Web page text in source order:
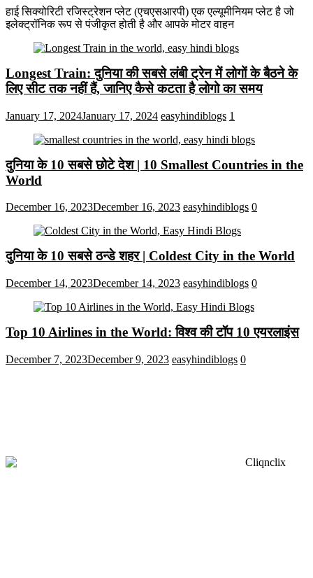
हाई सिक्योरिटी रजिस्ट्रेशन प्लेट (एचएसआरपी) एक एल्यूमीनियम प्लेट है जो
इलेक्ट्रॉनिक रूप से पंजीकृत होती है और आपके मोटर वाहन
Longest Train: दुनिया की सबसे लंबी ट्रेन में लोगों के बैठने के
लिए सीट तक ​​नहीं हैं, जानिए कैसे कटता है लोगो का समय
January 17, 2024January 17, 2024 easyhindiblogs 1
दुनिया के 10 सबसे छोटे देश | 10 Smallest Countries in the
World
December 16, 2023December 16, 2023 easyhindiblogs 0
दुनिया के 10 सबसे ठन्डे शहर | Coldest City in the World
December 14, 2023December 14, 2023 easyhindiblogs 0
Top 10 Airlines in the World: विश्व की टॉप 10 एयरलाइंस
December 7, 2023December 9, 2023 easyhindiblogs 0